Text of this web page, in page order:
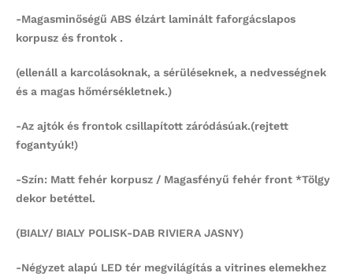
-Magasminőségű ABS élzárt laminált faforgácslapos
korpusz és frontok .
(ellenáll a karcolásoknak, a sérüléseknek, a nedvességnek
és a magas hőmérsékletnek.)
-Az ajtók és frontok csillapított záródásúak.(rejtett
fogantyúk!)
-Szín: Matt fehér korpusz / Magasfényű fehér front *Tölgy
dekor betéttel.
(BIALY/ BIALY POLISK-DAB RIVIERA JASNY)
-Négyzet alapú LED tér megvilágítás a vitrines elemekhez